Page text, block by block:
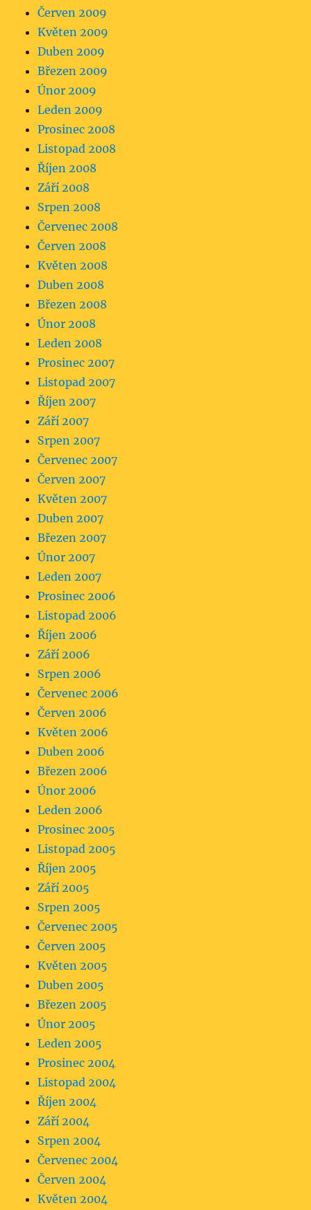
Červen 2009
Květen 2009
Duben 2009
Březen 2009
Únor 2009
Leden 2009
Prosinec 2008
Listopad 2008
Říjen 2008
Září 2008
Srpen 2008
Červenec 2008
Červen 2008
Květen 2008
Duben 2008
Březen 2008
Únor 2008
Leden 2008
Prosinec 2007
Listopad 2007
Říjen 2007
Září 2007
Srpen 2007
Červenec 2007
Červen 2007
Květen 2007
Duben 2007
Březen 2007
Únor 2007
Leden 2007
Prosinec 2006
Listopad 2006
Říjen 2006
Září 2006
Srpen 2006
Červenec 2006
Červen 2006
Květen 2006
Duben 2006
Březen 2006
Únor 2006
Leden 2006
Prosinec 2005
Listopad 2005
Říjen 2005
Září 2005
Srpen 2005
Červenec 2005
Červen 2005
Květen 2005
Duben 2005
Březen 2005
Únor 2005
Leden 2005
Prosinec 2004
Listopad 2004
Říjen 2004
Září 2004
Srpen 2004
Červenec 2004
Červen 2004
Květen 2004